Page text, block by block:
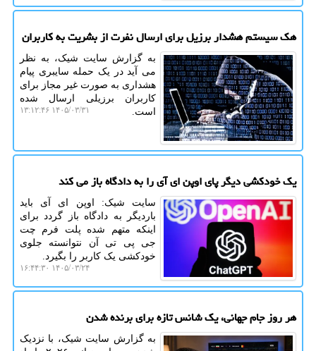
هک سیستم هشدار برزیل برای ارسال نفرت از بشریت به کاربران
به گزارش سایت شیک، به نظر
می آید در یک حمله سایبری پیام
هشداری به صورت غیر مجاز برای
کاربران برزیلی ارسال شده
است.
۱۴۰۵/۰۳/۳۱ ۱۳:۱۲:۴۶
یک خودکشی دیگر پای اوپن ای آی را به دادگاه باز می کند
سایت شیک: اوپن ای آی باید
باردیگر به دادگاه باز گردد برای
اینکه متهم شده پلت فرم چت
جی پی تی آن نتوانسته جلوی
خودکشی یک کاربر را بگیرد.
۱۴۰۵/۰۳/۲۴ ۱۶:۴۴:۳۰
هر روز جام جهانی، یک شانس تازه برای برنده شدن
به گزارش سایت شیک، با نزدیک